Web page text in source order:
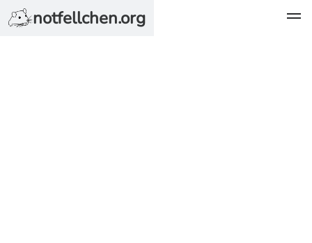
notfellchen.org